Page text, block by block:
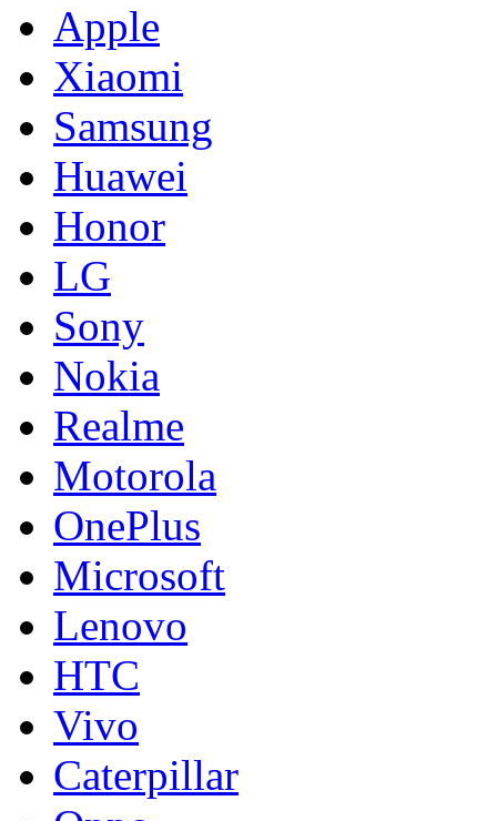
Apple
Xiaomi
Samsung
Huawei
Honor
LG
Sony
Nokia
Realme
Motorola
OnePlus
Microsoft
Lenovo
HTC
Vivo
Caterpillar